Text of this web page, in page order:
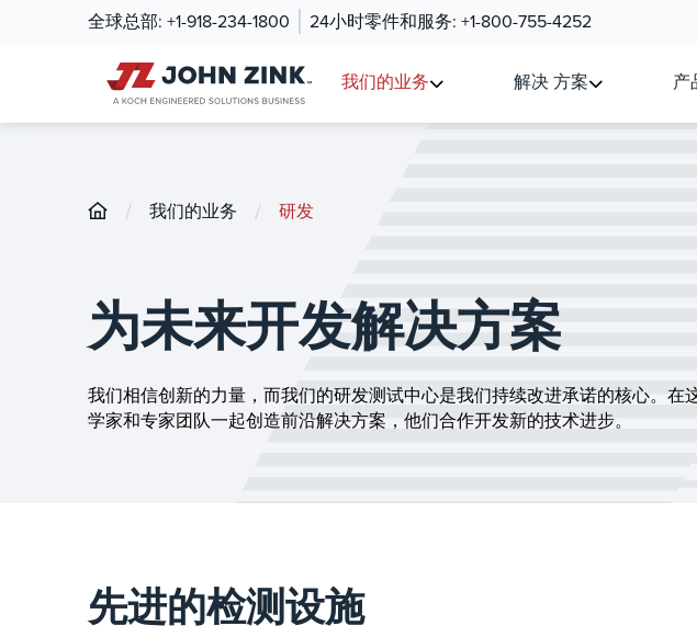
全球总部: +1-918-234-1800 24小时零件和服务: +1-800-755-4252
我们的业务 解决 方案 产
/ 我们的业务 / 研发
为未来开发解决方案
我们相信创新的力量，而我们的研发测试中心是我们持续改进承诺的核心。在
学家和专家团队一起创造前沿解决方案，他们合作开发新的技术进步。
先进的检测设施